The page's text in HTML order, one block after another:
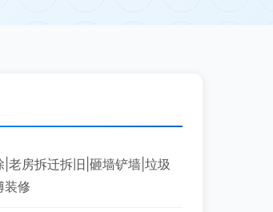
|老房拆迁拆旧|砸墙铲墙|垃圾
修